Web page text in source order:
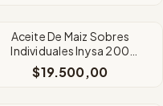
Aceite De Maiz Sobres
Individuales Inysa 200
Pouchs x8cc
$19.500,00